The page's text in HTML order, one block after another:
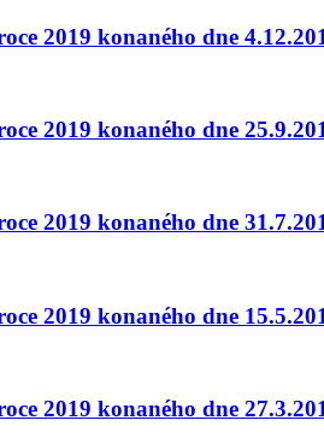
2019 konaného dne
2019 konaného dne
2019 konaného dne
2019 konaného dne
2019 konaného dne